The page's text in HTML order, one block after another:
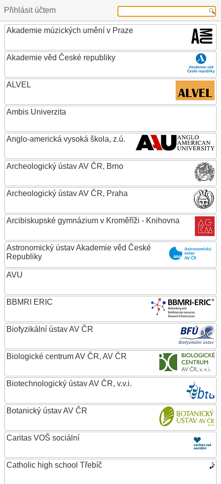
Přihlásit účtem
Akademie múzických umění v Praze
Akademie věd České republiky
ALVEL
Ambis Univerzita
Anglo-americká vysoká škola, z.ú.
Archeologický ústav AV ČR, Brno
Archeologický ústav AV ČR, Praha
Arcibiskupské gymnázium v Kroměříži - Knihovna
Astronomický ústav Akademie věd České
Republiky
AVU
BBMRI ERIC
Biofyzikální ústav AV ČR
Biologické centrum AV ČR, AV ČR
Biotechnologický ústav AV ČR, v.v.i.
Botanický ústav AV ČR
Caritas VOŠ sociální
Catholic high school Třebíč